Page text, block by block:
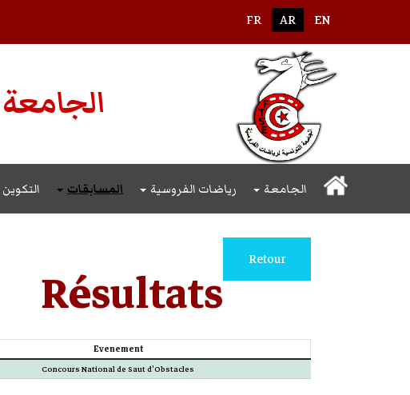
اختر لغتك
FR AR EN
الجامعة رياضات الفروسية المسابقات التكوين
Retour
Résultats
Evenement
Concours National de Saut d'Obstacles